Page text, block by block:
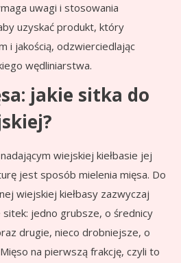
uwagi i stosowania
uzyskać produkt, który
i jakością, odzwierciedlając
wędliniarstwa.
jakie sitka do
wiejskiej kiełbasie jej
jest sposób mielenia mięsa. Do
wiejskiej kiełbasy zazwyczaj
jedno grubsze, o średnicy
drugie, nieco drobniejsze, o
na pierwszą frakcję, czyli to